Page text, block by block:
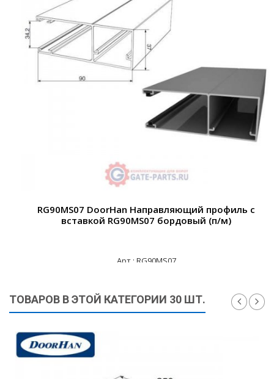
RG90MS07 DoorHan Направляющий профиль с
вставкой RG90MS07 бордовый (п/м)
Арт.: RG90MS07
ТОВАРОВ В ЭТОЙ КАТЕГОРИИ 30 ШТ.